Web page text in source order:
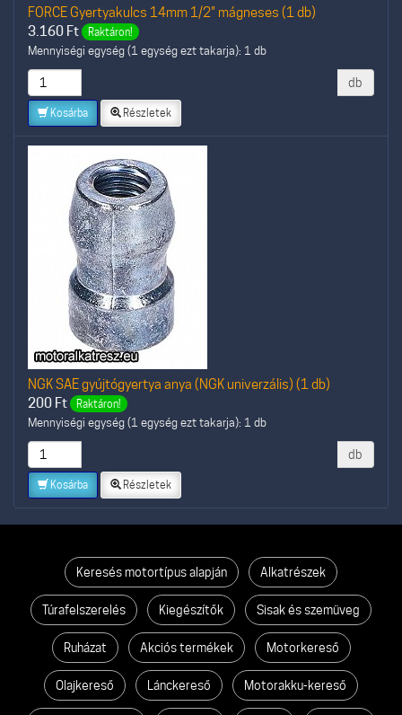
FORCE Gyertyakulcs 14mm 1/2" mágneses (1 db)
3.160 Ft Raktáron!
Mennyiségi egység (1 egység ezt takarja): 1 db
db
Kosárba Részletek
NGK SAE gyújtógyertya anya (NGK univerzális) (1 db)
200 Ft Raktáron!
Mennyiségi egység (1 egység ezt takarja): 1 db
db
Kosárba Részletek
Keresés motortípus alapján Alkatrészek
Túrafelszerelés Kiegészítők Sisak és szemüveg
Ruházat Akciós termékek Motorkereső
Olajkereső Lánckereső Motorakku-kereső